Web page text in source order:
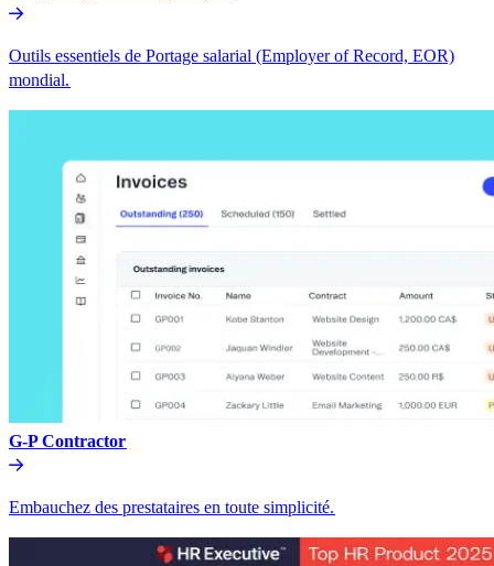
Outils essentiels de Portage salarial (Employer of Record, EOR)
mondial.​​
G-P Contractor​​
Embauchez des prestataires en toute simplicité.​​